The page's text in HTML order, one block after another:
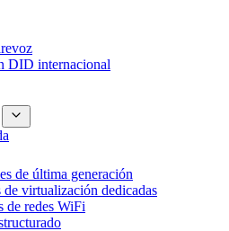
DID internacional
de última generación
de virtualización dedicadas
de redes WiFi